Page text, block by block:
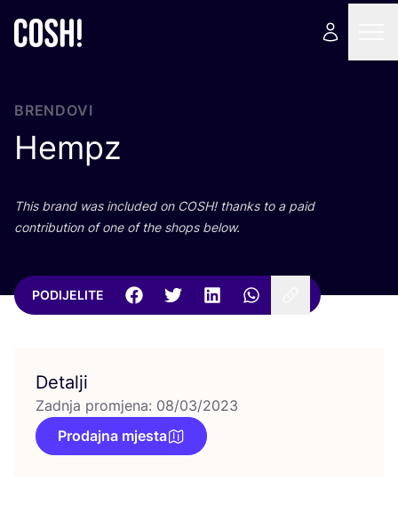
BRENDOVI
Hempz
This brand was inclu­ded on COSH! than­ks to a paid
con­tri­bu­ti­on of one of the shops below.
PODIJELITE
Detalji
Zadnja promjena: 08/03/2023
Prodajna mjesta